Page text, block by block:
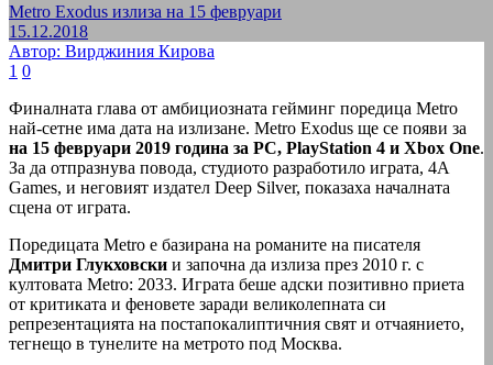
Metro Exodus излиза на 15 февруари
15.12.2018
Автор: Вирджиния Кирова
1 0
Финалната глава от амбициозната гейминг поредица Metro
най-сетне има дата на излизане. Metro Exodus ще се появи за
на 15 февруари 2019 година за PC, PlayStation 4 и Xbox One.
За да отпразнува повода, студиото разработило играта, 4А
Games, и неговият издател Deep Silver, показаха началната
сцена от играта.
Поредицата Metro е базирана на романите на писателя
Дмитри Глукховски и започна да излиза през 2010 г. с
култовата Metro: 2033. Играта беше адски позитивно приета
от критиката и феновете заради великолепната си
репрезентацията на постапокалиптичния свят и отчаянието,
тегнещо в тунелите на метрото под Москва.